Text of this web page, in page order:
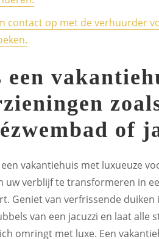
contact op met de verhuurder
een
of
vakantiehuis met luxueuze
uw verblijf te transformeren in
Geniet van verfrissende
van een jacuzzi en laat alle
omringt met luxe. Een